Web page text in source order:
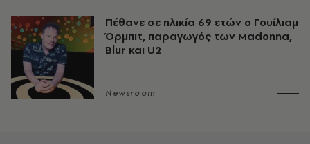
Πέθανε σε ηλικία 69 ετών ο Γουίλιαμ
Όρμπιτ, παραγωγός των Madonna,
Blur και U2
Newsroom